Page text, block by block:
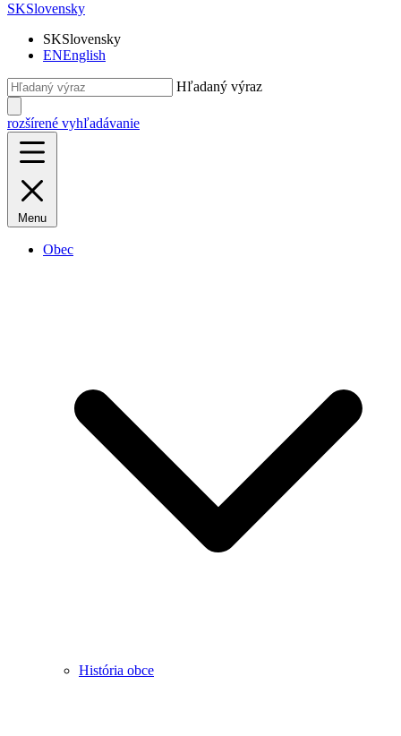
SKSlovensky
SKSlovensky
ENEnglish
Hľadaný výraz
rozšírené vyhľadávanie
Menu
Obec
História obce